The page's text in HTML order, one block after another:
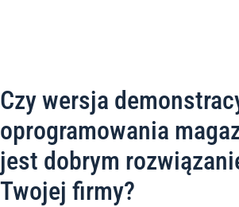
Czy wersja
oprogramowania
jest dobrym
Twojej firmy?